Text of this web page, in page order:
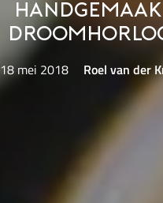
18 mei 2018 Roel van der